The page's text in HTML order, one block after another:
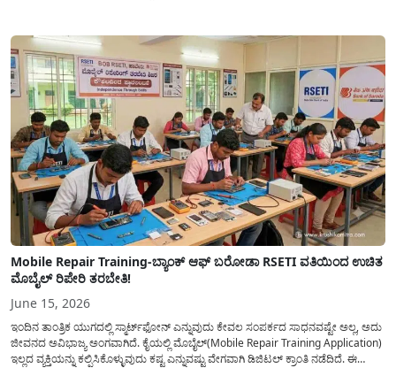
Mobile Repair Training-ಬ್ಯಾಂಕ್ ಆಫ್ ಬರೋಡಾ RSETI ವತಿಯಿಂದ ಉಚಿತ
ಮೊಬೈಲ್ ರಿಪೇರಿ ತರಬೇತಿ!
June 15, 2026
ಇಂದಿನ ತಾಂತ್ರಿಕ ಯುಗದಲ್ಲಿ ಸ್ಮಾರ್ಟ್‌ಫೋನ್ ಎನ್ನುವುದು ಕೇವಲ ಸಂಪರ್ಕದ ಸಾಧನವಷ್ಟೇ ಅಲ್ಲ, ಅದು
ಜೀವನದ ಅವಿಭಾಜ್ಯ ಅಂಗವಾಗಿದೆ. ಕೈಯಲ್ಲಿ ಮೊಬೈಲ್(Mobile Repair Training Application)
ಇಲ್ಲದ ವ್ಯಕ್ತಿಯನ್ನು ಕಲ್ಪಿಸಿಕೊಳ್ಳುವುದು ಕಷ್ಟ ಎನ್ನುವಷ್ಟು ವೇಗವಾಗಿ ಡಿಜಿಟಲ್ ಕ್ರಾಂತಿ ನಡೆದಿದೆ. ಈ